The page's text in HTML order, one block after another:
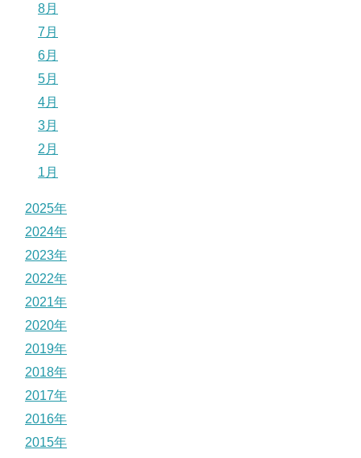
8月
7月
6月
5月
4月
3月
2月
1月
2025年
2024年
2023年
2022年
2021年
2020年
2019年
2018年
2017年
2016年
2015年